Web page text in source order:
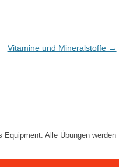
Vitamine und Mineralstoffe →
Equipment. Alle Übungen werden